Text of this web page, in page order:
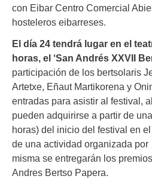
con Eibar Centro Comercial
hosteleros eibarreses.
El día 24 tendrá lugar en el
horas, el ‘San Andrés XXVII
participación de los bertsolaris
Artetxe, Eñaut Martikorena y
entradas para asistir al festival,
pueden adquirirse a partir de
horas) del inicio del festival en
de una actividad organizada
misma se entregarán los
Andres Bertso Papera.